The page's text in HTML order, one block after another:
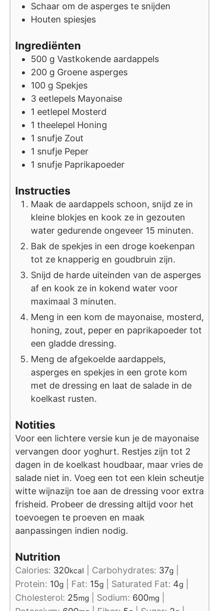
Schaar om de asperges te snijden
Houten spiesjes
Ingrediënten
500 g Vastkokende aardappels
200 g Groene asperges
100 g Spekjes
3 eetlepels Mayonaise
1 eetlepel Mosterd
1 theelepel Honing
1 snufje Zout
1 snufje Peper
1 snufje Paprikapoeder
Instructies
Maak de aardappels schoon, snijd ze in
kleine blokjes en kook ze in gezouten
water gedurende ongeveer 15 minuten.
Bak de spekjes in een droge koekenpan
tot ze knapperig en goudbruin zijn.
Snijd de harde uiteinden van de asperges
af en kook ze in kokend water voor
maximaal 3 minuten.
Meng in een kom de mayonaise, mosterd,
honing, zout, peper en paprikapoeder tot
een gladde dressing.
Meng de afgekoelde aardappels,
asperges en spekjes in een grote kom
met de dressing en laat de salade in de
koelkast rusten.
Notities
Voor een lichtere versie kun je de mayonaise
vervangen door yoghurt. Restjes zijn tot 2
dagen in de koelkast houdbaar, maar vries de
salade niet in. Voeg een tot een klein scheutje
witte wijnazijn toe aan de dressing voor extra
frisheid. Probeer de dressing altijd voor het
toevoegen te proeven en maak
aanpassingen indien nodig.
Nutrition
Calories: 320kcal Carbohydrates: 37g
Protein: 10g Fat: 15g Saturated Fat: 4g
Cholesterol: 25mg Sodium: 600mg